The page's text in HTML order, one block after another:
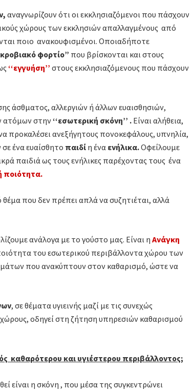
αναγνωρίζουν ότι οι εκκλησιαζόμενοι που πάσχουν
χώρους των εκκλησιών απαλλαγμένους από
ποιο ανακουφισμένοι. Οποιαδήποτε
φορτίο” που βρίσκονται και στους
‘‘εγγυήση’’ στους εκκλησιαζόμενους που πάσχουν
άσθματος, αλλεργιών ή άλλων ευαισθησιών,
ατόμων στην‘‘εσωτερική σκόνη’’ . Είναι αλήθεια,
προκαλέσει ανεξήγητους πονοκεφάλους, υπνηλία,
ένα ευαίσθητο παιδί η ένα ενήλικα.Οφείλουμε
παιδιά ως τους ενήλικες παρέχοντας τους ένα
ποιότητα.
που δεν πρέπει απλά να συζητιέται, αλλά
ανάλογα με το γούστο μας. Είναι η Ανάγκη
του εσωτερικού περιβάλλοντα χώρου των
που ανακύπτουν στον καθαρισμό, ώστε να
, σε θέματα υγιεινής μαζί με τις συνεχώς
οδηγεί στη ζήτηση υπηρεσιών καθαρισμού
καθαρότερου και υγιέστερου περιβάλλοντος;
είναι η σκόνη , που μέσα της συγκεντρώνει